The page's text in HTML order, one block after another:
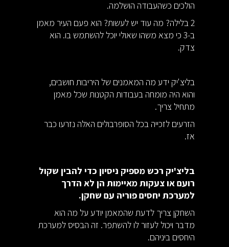
הולכים כשהעבודה הושלמה.
2 בלילה? מה עוד יש לעשות? הוא פעם העיר מאמן
ב-3 כי מצא משהו שאולי יוכל להשתמש בו. הוא
צדק.
בליצ'יק ידע מה המאמנים של היריבות חושבים,
והוא היה מומחה בעבודות הקטנות שכל מאמן
מתחיל צריך.
הזרעים לזכייה בכל הסופרבולים האלה נזרעו כבר
אז.
בליצ'יק רכש מספיק ניסיון כדי להבין שקול
רועם או צעקות מאיימות הן לא הדרך
למערכת יחסים פוריה עם שחקן.
השחקן צריך לדעת שהמאמן יודע על מה הוא
מדבר ויכול לעזור לו להשתפר. זה הבסיס למערכת
היחסים ביניהם.